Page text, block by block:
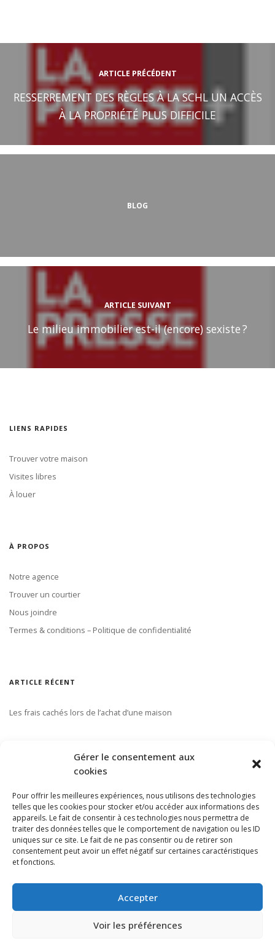
Gérer le consentement aux
cookies
Pour offrir les meilleures expériences, nous utilisons des technologies
telles que les cookies pour stocker et/ou accéder aux informations des
appareils. Le fait de consentir à ces technologies nous permettra de
traiter des données telles que le comportement de navigation ou les ID
uniques sur ce site. Le fait de ne pas consentir ou de retirer son
consentement peut avoir un effet négatif sur certaines caractéristiques
et fonctions.
Accepter
Voir les préférences
ARTICLE PRÉCÉDENT
RESSERREMENT DES RÈGLES À LA SCHL UN ACCÈS
À LA PROPRIÉTÉ PLUS DIFFICILE
BLOG
ARTICLE SUIVANT
Le milieu immobilier est-il (encore) sexiste ?
LIENS RAPIDES
Trouver votre maison
Visites libres
À louer
À PROPOS
Notre agence
Trouver un courtier
Nous joindre
Termes & conditions – Politique de confidentialité
ARTICLE RÉCENT
Les frais cachés lors de l’achat d’une maison